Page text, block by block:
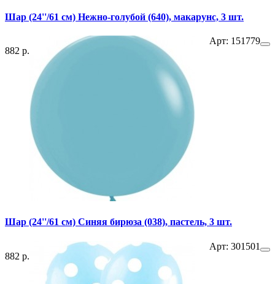
Шар (24''/61 см) Нежно-голубой (640), макарунс, 3 шт.
882 р.
Арт: 151779
Шар (24''/61 см) Синяя бирюза (038), пастель, 3 шт.
882 р.
Арт: 301501